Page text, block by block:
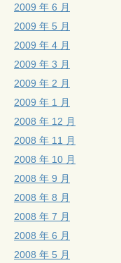
2009 年 6 月
2009 年 5 月
2009 年 4 月
2009 年 3 月
2009 年 2 月
2009 年 1 月
2008 年 12 月
2008 年 11 月
2008 年 10 月
2008 年 9 月
2008 年 8 月
2008 年 7 月
2008 年 6 月
2008 年 5 月